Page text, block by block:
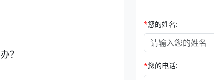
？
*您的姓名:
*您的电话: